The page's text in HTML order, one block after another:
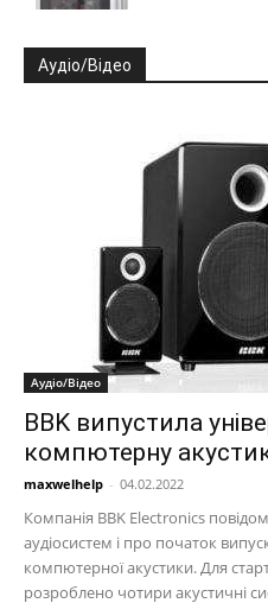
Аудіо/Відео
Аудіо/Відео
BBK випустила
компютерну
maxwelhelp - 04.02.2022
Компанія BBK Electronics
аудіосистем і про початок
компютерної акустики. Для
розроблено чотири акустичні